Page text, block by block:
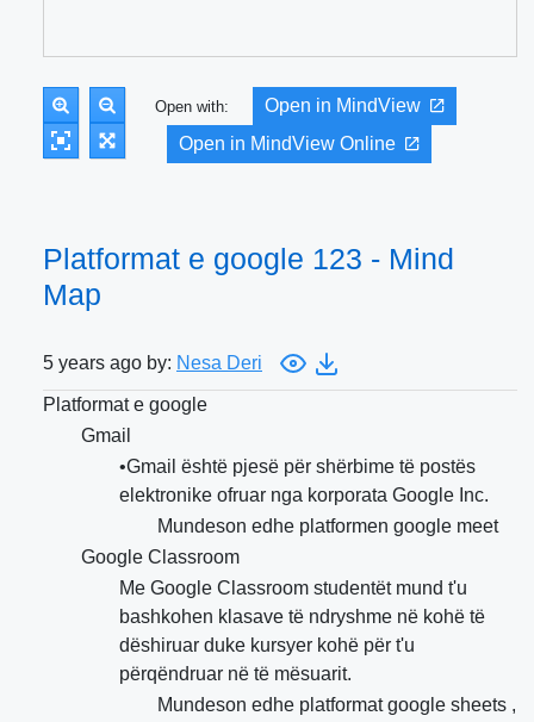
Open with:
Open in MindView
Open in MindView Online
Platformat e google 123 - Mind
Map
5 years ago by: Nesa Deri
Platformat e google
Gmail
•Gmail është pjesë për shërbime të postës
elektronike ofruar nga korporata Google Inc.
Mundeson edhe platformen google meet
Google Classroom
Me Google Classroom studentët mund t'u
bashkohen klasave të ndryshme në kohë të
dëshiruar duke kursyer kohë për t'u
përqëndruar në të mësuarit.
Mundeson edhe platformat google sheets ,